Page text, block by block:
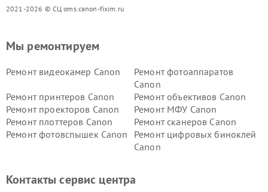
2021-2026 © СЦ oms.canon-fixim.ru
Мы ремонтируем
Ремонт видеокамер Canon
Ремонт фотоаппаратов
Canon
Ремонт принтеров Canon
Ремонт объективов Canon
Ремонт проекторов Canon
Ремонт МФУ Canon
Ремонт плоттеров Canon
Ремонт сканеров Canon
Ремонт фотовспышек Canon
Ремонт цифровых биноклей
Canon
Контакты сервис центра